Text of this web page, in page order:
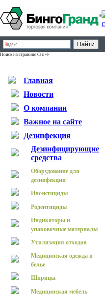
Поиск на странице Ctrl+F
Главная
Новости
О компании
Важное на сайте
Дезинфекция
Дезинфицирующие
средства
Оборудование для
дезинфекции
Инсектициды
Родентициды
Индикаторы и
упаковочные материалы
Утилизация отходов
Медицинская одежда и
белье
Шприцы
Медицинская мебель